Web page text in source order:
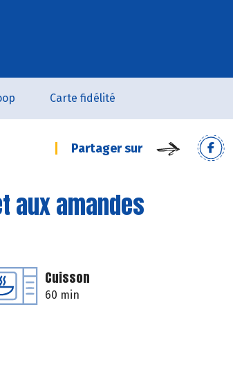
Carte fidélité
Partager sur
aux amandes
Cuisson
60 min